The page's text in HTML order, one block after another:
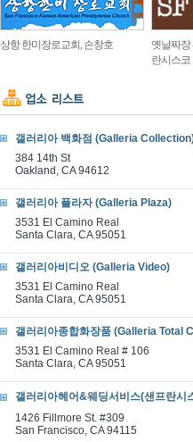
상항 한미장로교회, 손창호
옛날짜장
란시스코
갤러리아 백화점 (Galleria
384 14th St
Oakland, CA 94612
갤러리아 플라자 (Galleria Plaza)
3531 El Camino Real
Santa Clara, CA 95051
갤러리아비디오 (Galleria Video)
3531 El Camino Real
Santa Clara, CA 95051
갤러리아종합화장품 (Galleria Total
3531 El Camino Real # 106
Santa Clara, CA 95051
갤러리아헤어&웨딩서비스(샌프란
1426 Fillmore St. #309
San Francisco, CA 94115